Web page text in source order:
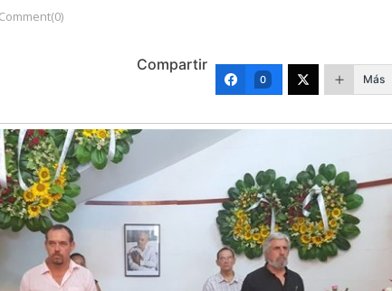
Comment(0)
Compartir
0 Más